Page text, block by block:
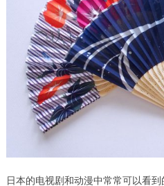
日本的电视剧和动漫中常常可以看